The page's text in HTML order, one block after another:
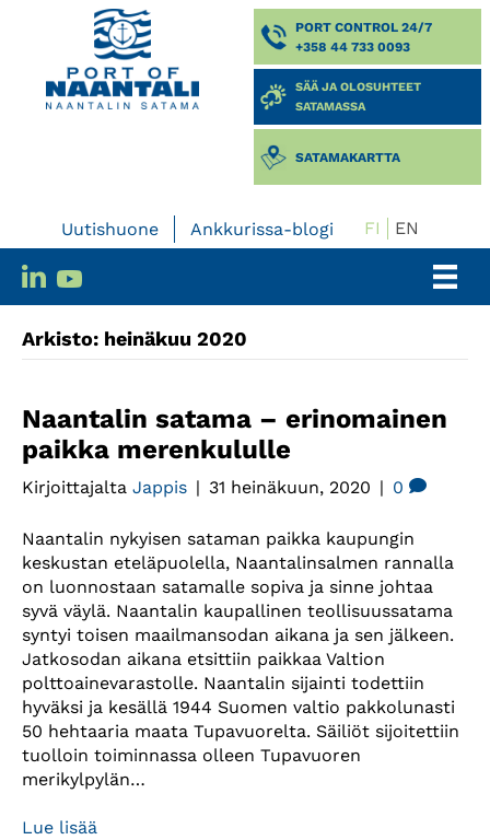
PORT CONTROL 24/7
+358 44 733 0093
SÄÄ JA OLOSUHTEET
SATAMASSA
SATAMAKARTTA
Uutishuone Ankkurissa-blogi FI EN
Arkisto: heinäkuu 2020
Naantalin satama – erinomainen
paikka merenkululle
Kirjoittajalta Jappis | 31 heinäkuun, 2020 | 0
Naantalin nykyisen sataman paikka kaupungin
keskustan eteläpuolella, Naantalinsalmen rannalla
on luonnostaan satamalle sopiva ja sinne johtaa
syvä väylä. Naantalin kaupallinen teollisuussatama
syntyi toisen maailmansodan aikana ja sen jälkeen.
Jatkosodan aikana etsittiin paikkaa Valtion
polttoainevarastolle. Naantalin sijainti todettiin
hyväksi ja kesällä 1944 Suomen valtio pakkolunasti
50 hehtaaria maata Tupavuorelta. Säiliöt sijoitettiin
tuolloin toiminnassa olleen Tupavuoren
merikylpylän…
Lue lisää